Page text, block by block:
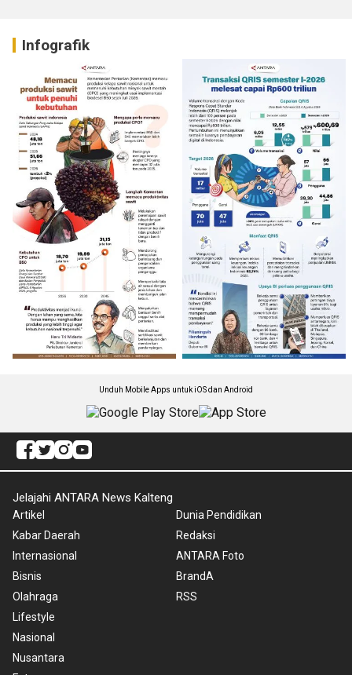
Infografik
Unduh Mobile Apps untuk iOS dan Android
Jelajahi ANTARA News Kalteng
Artikel
Kabar Daerah
Internasional
Bisnis
Olahraga
Lifestyle
Nasional
Nusantara
Dunia Pendidikan
Redaksi
ANTARA Foto
BrandA
RSS